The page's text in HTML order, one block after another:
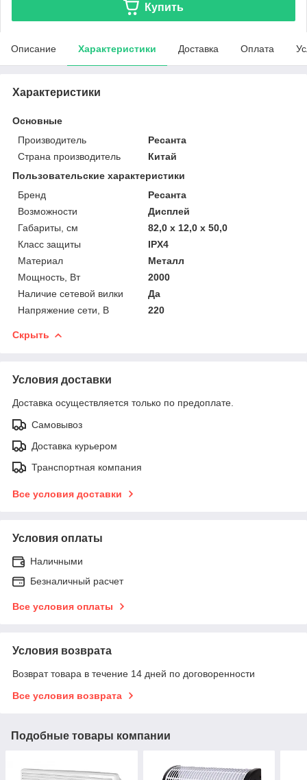
Купить
Описание Характеристики Доставка Оплата
Характеристики
Основные
Производитель
Ресанта
Страна производитель
Китай
Пользовательские характеристики
Бренд
Ресанта
Возможности
Дисплей
Габариты, см
82,0 х 12,0 х 50,0
Класс защиты
IPX4
Материал
Металл
Мощность, Вт
2000
Наличие сетевой вилки
Да
Напряжение сети, В
220
Скрыть
Условия доставки
Доставка осуществляется только по предоплате.
Самовывоз
Доставка курьером
Транспортная компания
Все условия доставки
Условия оплаты
Наличными
Безналичный расчет
Все условия оплаты
Условия возврата
Возврат товара в течение 14 дней по договоренности
Все условия возврата
Подобные товары компании